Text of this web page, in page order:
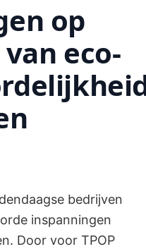
op
eco-
bedrijven
inspanningen
Door voor TPOP